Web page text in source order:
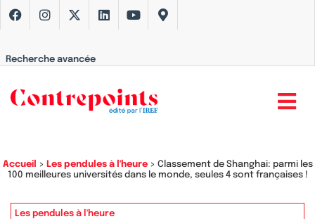
Recherche avancée
Accueil > Les pendules à l'heure> Classement de Shanghai: parmi les
100 meilleures universités dans le monde, seules 4 sont françaises !
Les pendules à l'heure